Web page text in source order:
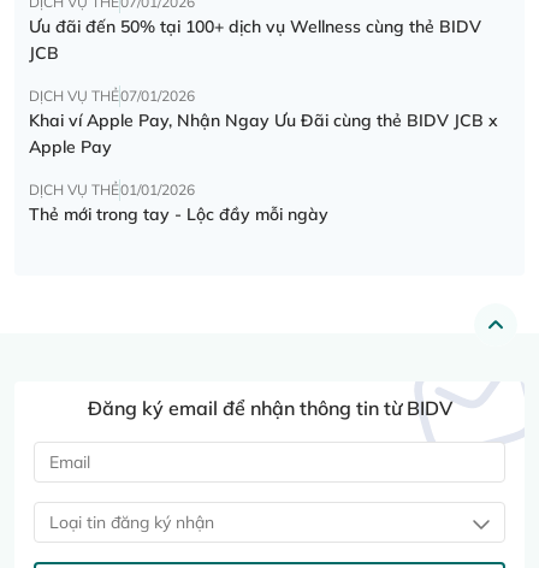
Ưu đãi đến 50% tại 100+ dịch vụ Wellness cùng thẻ BIDV
JCB
DỊCH VỤ THẺ07/01/2026
Khai ví Apple Pay, Nhận Ngay Ưu Đãi cùng thẻ BIDV JCB x
Apple Pay
DỊCH VỤ THẺ01/01/2026
Thẻ mới trong tay - Lộc đầy mỗi ngày
Đăng ký email để nhận thông tin từ BIDV
Loại tin đăng ký nhận